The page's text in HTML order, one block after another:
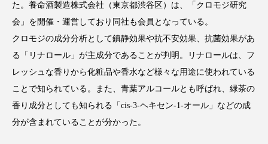
Gemini Instagram SaaS SNS
TikTok アスタキサンチン
アンチエイジング アンチソリチュード
た。養命酒製造株式会社（東京都渋谷区）は、「クロモジ研究
会」を開催・運営しており同社も会員となっている。
クロモジの成分分析として鎮静効果や抗不安効果、抗菌効果があ
る「リナロール」が主成分であることが判明。リナロールは、フ
レッシュな香りから化粧品や香水など様々な用途に使われている
ことで知られている。また、青葉アルコールとも呼ばれ、緑茶の
香り成分としても知られる「cis-3-ヘキセン-1-オール」などの成
分が含まれていることが分かった。